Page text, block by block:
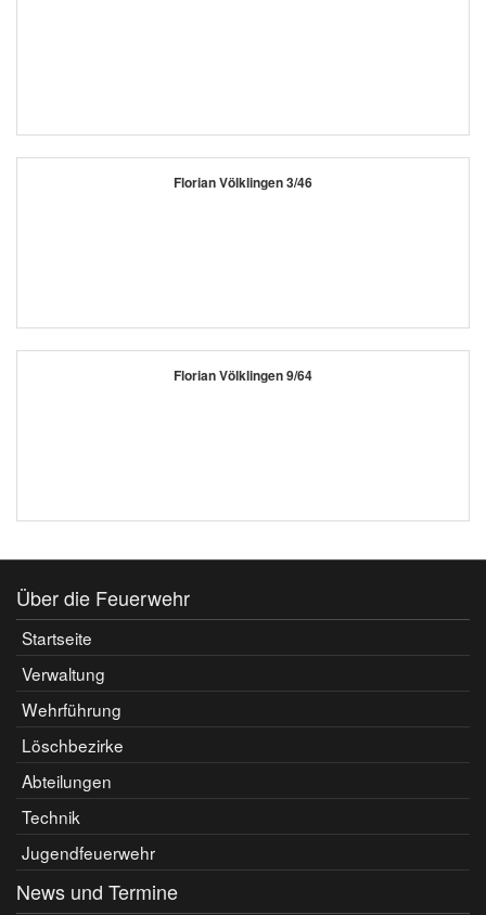
Florian Völklingen 3/46
Florian Völklingen 9/64
Über die Feuerwehr
Startseite
Verwaltung
Wehrführung
Löschbezirke
Abteilungen
Technik
Jugendfeuerwehr
News und Termine